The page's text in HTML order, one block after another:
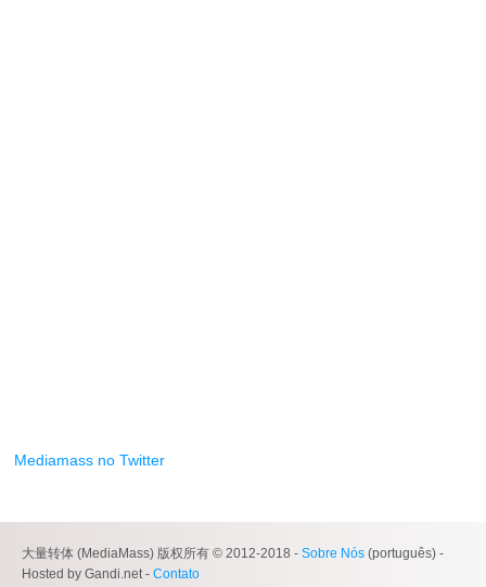
Mediamass no Twitter
大量转体 (MediaMass) 版权所有 © 2012-2018 - Sobre Nós (português) -
Hosted by Gandi.net - Contato